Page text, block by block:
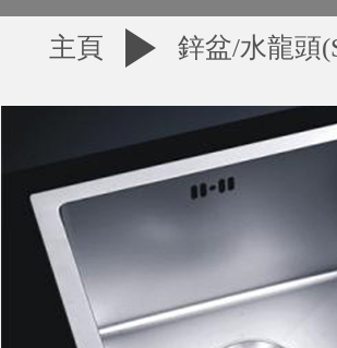
惠
區
購
物
車
主頁 鋅盆/水龍頭